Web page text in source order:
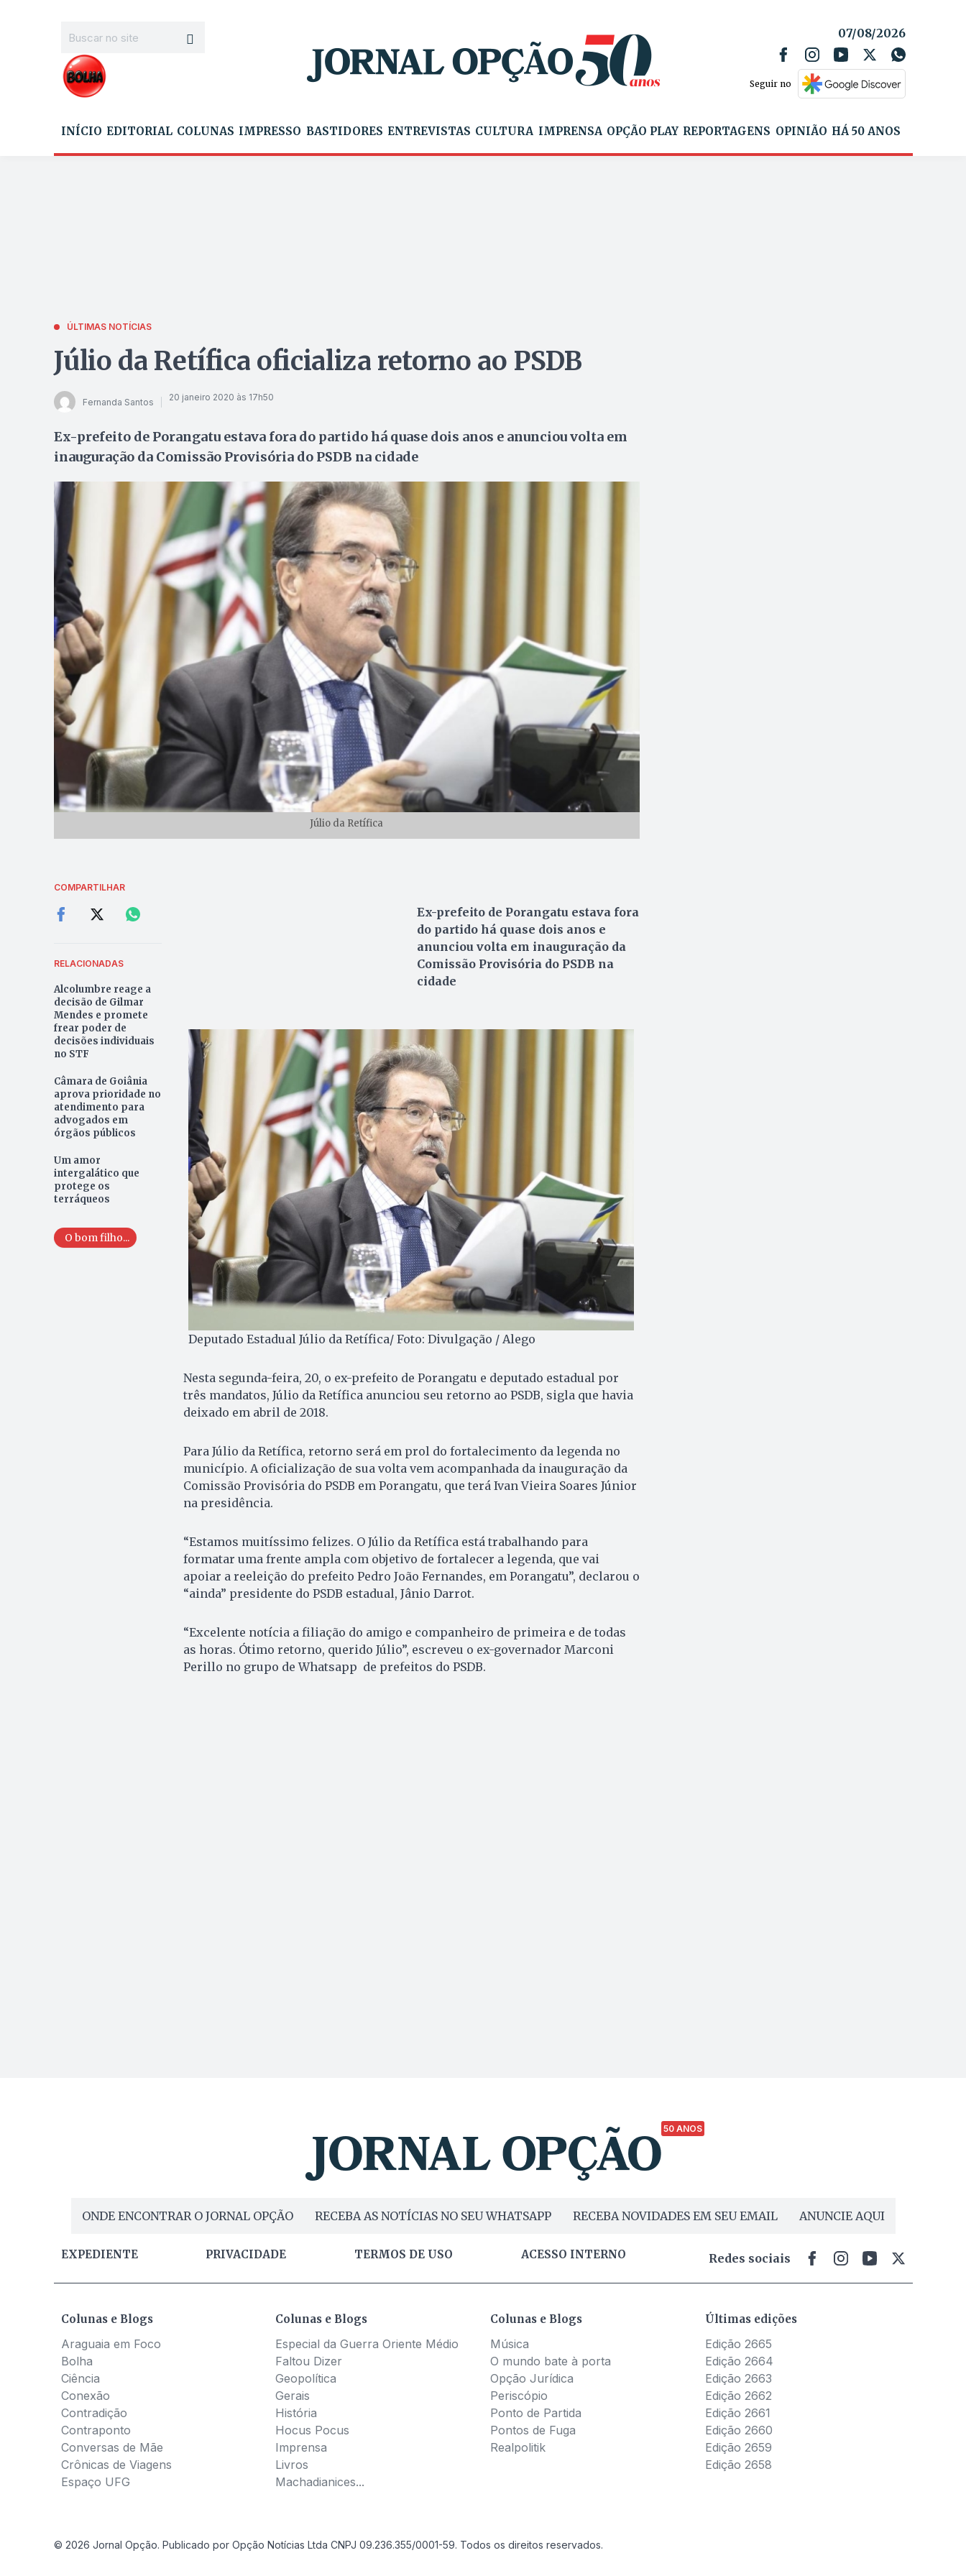
07/08/2026
Seguir no
INÍCIO EDITORIAL COLUNAS IMPRESSO BASTIDORES ENTREVISTAS CULTURA IMPRENSA OPÇÃO PLAY REPORTAGENS OPINIÃO HÁ 50 ANOS
ÚLTIMAS NOTÍCIAS
Júlio da Retífica oficializa retorno ao PSDB
Fernanda Santos 20 janeiro 2020 às 17h50
Ex-prefeito de Porangatu estava fora do partido há quase dois anos e anunciou volta em
inauguração da Comissão Provisória do PSDB na cidade
Júlio da Retífica
COMPARTILHAR
RELACIONADAS
Alcolumbre reage a
decisão de Gilmar
Mendes e promete
frear poder de
decisões individuais
no STF
Câmara de Goiânia
aprova prioridade no
atendimento para
advogados em
órgãos públicos
Um amor
intergalático que
protege os
terráqueos
O bom filho...
Ex-prefeito de Porangatu estava fora
do partido há quase dois anos e
anunciou volta em inauguração da
Comissão Provisória do PSDB na
cidade
Deputado Estadual Júlio da Retífica/ Foto: Divulgação / Alego
Nesta segunda-feira, 20, o ex-prefeito de Porangatu e deputado estadual por
três mandatos, Júlio da Retífica anunciou seu retorno ao PSDB, sigla que havia
deixado em abril de 2018.
Para Júlio da Retífica, retorno será em prol do fortalecimento da legenda no
município. A oficialização de sua volta vem acompanhada da inauguração da
Comissão Provisória do PSDB em Porangatu, que terá Ivan Vieira Soares Júnior
na presidência.
“Estamos muitíssimo felizes. O Júlio da Retífica está trabalhando para
formatar uma frente ampla com objetivo de fortalecer a legenda, que vai
apoiar a reeleição do prefeito Pedro João Fernandes, em Porangatu”, declarou o
“ainda” presidente do PSDB estadual, Jânio Darrot.
“Excelente notícia a filiação do amigo e companheiro de primeira e de todas
as horas. Ótimo retorno, querido Júlio”, escreveu o ex-governador Marconi
Perillo no grupo de Whatsapp de prefeitos do PSDB.
50 ANOS
ONDE ENCONTRAR O JORNAL OPÇÃO RECEBA AS NOTÍCIAS NO SEU WHATSAPP RECEBA NOVIDADES EM SEU EMAIL ANUNCIE AQUI
EXPEDIENTE PRIVACIDADE TERMOS DE USO ACESSO INTERNO Redes sociais
Colunas e Blogs
Araguaia em Foco
Bolha
Ciência
Conexão
Contradição
Contraponto
Conversas de Mãe
Crônicas de Viagens
Espaço UFG
Colunas e Blogs
Especial da Guerra Oriente Médio
Faltou Dizer
Geopolítica
Gerais
História
Hocus Pocus
Imprensa
Livros
Machadianices...
Colunas e Blogs
Música
O mundo bate à porta
Opção Jurídica
Periscópio
Ponto de Partida
Pontos de Fuga
Realpolitik
Últimas edições
Edição 2665
Edição 2664
Edição 2663
Edição 2662
Edição 2661
Edição 2660
Edição 2659
Edição 2658
© 2026 Jornal Opção. Publicado por Opção Notícias Ltda CNPJ 09.236.355/0001-59. Todos os direitos reservados.